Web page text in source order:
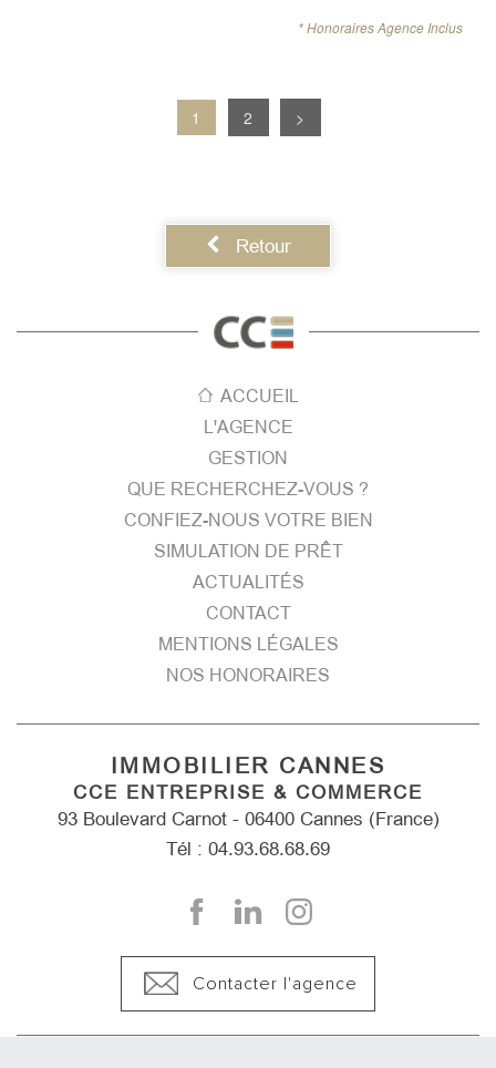
* Honoraires Agence Inclus
1 2 >
Retour
ACCUEIL
L'AGENCE
GESTION
QUE RECHERCHEZ-VOUS ?
CONFIEZ-NOUS VOTRE BIEN
SIMULATION DE PRÊT
ACTUALITÉS
CONTACT
MENTIONS LÉGALES
NOS HONORAIRES
IMMOBILIER CANNES
CCE ENTREPRISE & COMMERCE
93 Boulevard Carnot - 06400 Cannes (France)
Tél : 04.93.68.68.69
Contacter l'agence